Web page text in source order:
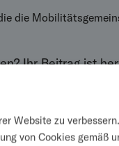
die
Ihr Beitrag ist
für
Website zu
von Cookies gemäß